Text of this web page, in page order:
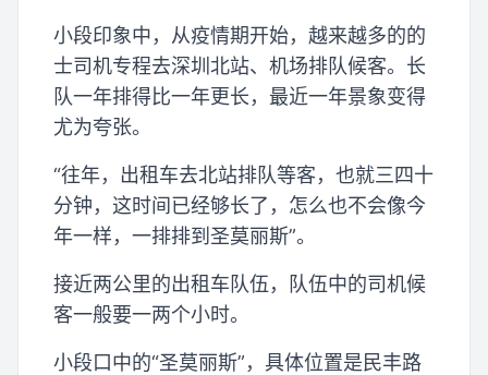
小段印象中，从疫情期开始，越来越多的的
士司机专程去深圳北站、机场排队候客。长
队一年排得比一年更长，最近一年景象变得
尤为夸张。
“往年，出租车去北站排队等客，也就三四十
分钟，这时间已经够长了，怎么也不会像今
年一样，一排排到圣莫丽斯”。
接近两公里的出租车队伍，队伍中的司机候
客一般要一两个小时。
小段口中的“圣莫丽斯”，具体位置是民丰路